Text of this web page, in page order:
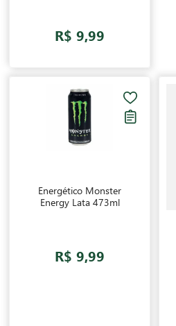
R$ 9,99
Energético Monster
Energy Lata 473ml
R$ 9,99